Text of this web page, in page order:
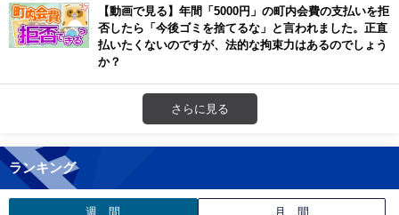
【動画で見る】年間「5000円」の町内会費の支払いを拒
否したら「今後ゴミを捨てるな」と言われました。正直
払いたくないのですが、法的な拘束力はあるのでしょう
か？
さらに見る
ランキング
週 間 月 間